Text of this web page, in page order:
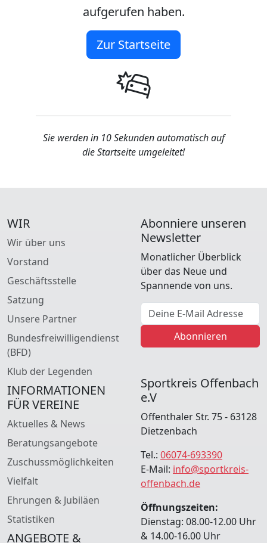
aufgerufen haben.
Zur Startseite
Sie werden in 10 Sekunden automatisch auf
die Startseite umgeleitet!
WIR
Wir über uns
Vorstand
Geschäftsstelle
Satzung
Unsere Partner
Bundesfreiwilligendienst
(BFD)
Klub der Legenden
INFORMATIONEN
FÜR VEREINE
Aktuelles & News
Beratungsangebote
Zuschussmöglichkeiten
Vielfalt
Ehrungen & Jubiläen
Statistiken
ANGEBOTE &
Abonniere unseren
Newsletter
Monatlicher Überblick
über das Neue und
Spannende von uns.
E-Mail Adresse
Abonnieren
Sportkreis Offenbach
e.V
Offenthaler Str. 75 - 63128
Dietzenbach
Tel.: 06074-693390
E-Mail: info@sportkreis-
offenbach.de
Öffnungszeiten:
Dienstag: 08.00-12.00 Uhr
& 14.00-16.00 Uhr